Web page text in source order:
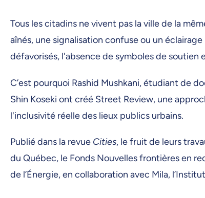
Tous les citadins ne vivent pas la ville de la
aînés, une signalisation confuse ou un
défavorisés, l'absence de symboles de
C’est pourquoi Rashid Mushkani, étudiant de
Shin Koseki ont créé Street Review, une
l'inclusivité réelle des lieux publics urbains.
Publié dans la revue Cities, le fruit de leurs
du Québec, le Fonds Nouvelles frontières en
de l’Énergie, en collaboration avec Mila,